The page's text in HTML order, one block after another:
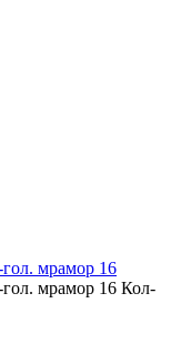
мрамор 16
мрамор 16 Кол-